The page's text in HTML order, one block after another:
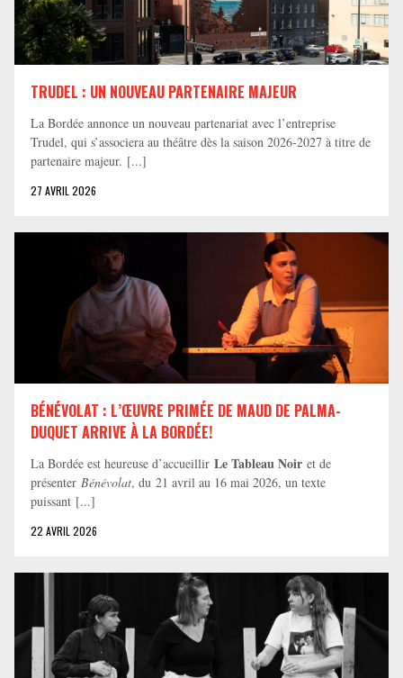
TRUDEL : UN NOUVEAU PARTENAIRE MAJEUR
La Bordée annonce un nouveau partenariat avec l’entreprise
Trudel, qui s’associera au théâtre dès la saison 2026-2027 à titre de
partenaire majeur. [...]
27 AVRIL 2026
BÉNÉVOLAT : L’ŒUVRE PRIMÉE DE MAUD DE PALMA-
DUQUET ARRIVE À LA BORDÉE!
La Bordée est heureuse d’accueillir Le Tableau Noir et de
présenter Bénévolat, du 21 avril au 16 mai 2026, un texte
puissant [...]
22 AVRIL 2026